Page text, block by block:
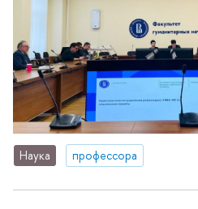
Наука профессора